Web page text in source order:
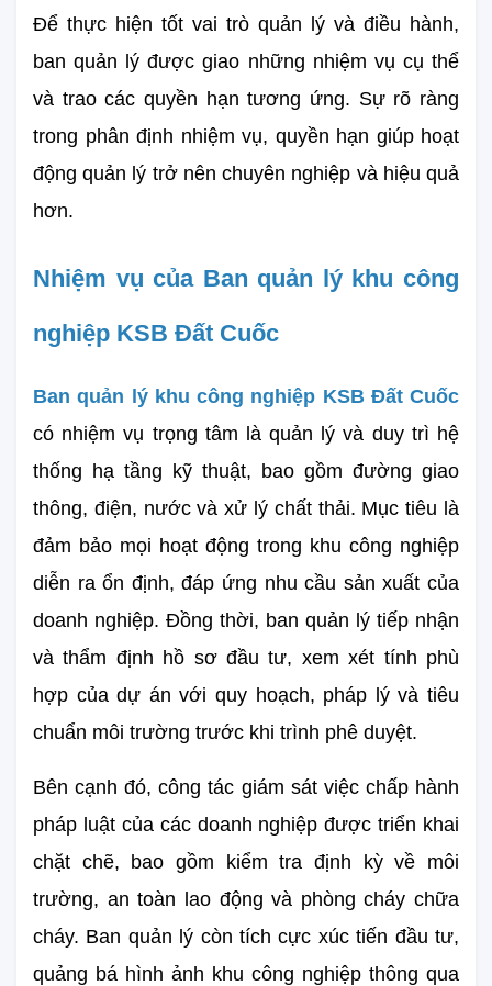
Để thực hiện tốt vai trò quản lý và điều hành,
ban quản lý được giao những nhiệm vụ cụ thể
và trao các quyền hạn tương ứng. Sự rõ ràng
trong phân định nhiệm vụ, quyền hạn giúp hoạt
động quản lý trở nên chuyên nghiệp và hiệu quả
hơn.
Nhiệm vụ của Ban quản lý khu công
nghiệp KSB Đất Cuốc
Ban quản lý khu công nghiệp KSB Đất Cuốc
có nhiệm vụ trọng tâm là quản lý và duy trì hệ
thống hạ tầng kỹ thuật, bao gồm đường giao
thông, điện, nước và xử lý chất thải. Mục tiêu là
đảm bảo mọi hoạt động trong khu công nghiệp
diễn ra ổn định, đáp ứng nhu cầu sản xuất của
doanh nghiệp. Đồng thời, ban quản lý tiếp nhận
và thẩm định hồ sơ đầu tư, xem xét tính phù
hợp của dự án với quy hoạch, pháp lý và tiêu
chuẩn môi trường trước khi trình phê duyệt.
Bên cạnh đó, công tác giám sát việc chấp hành
pháp luật của các doanh nghiệp được triển khai
chặt chẽ, bao gồm kiểm tra định kỳ về môi
trường, an toàn lao động và phòng cháy chữa
cháy. Ban quản lý còn tích cực xúc tiến đầu tư,
quảng bá hình ảnh khu công nghiệp thông qua